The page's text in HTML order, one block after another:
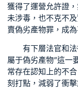
獲得了運營允許證
未涉毒，也不克不
賣偽劣產物罪，成
有下層法官和
屬于偽劣產物”這一
常存在認知上的不
刻打點，減弱了衝擊